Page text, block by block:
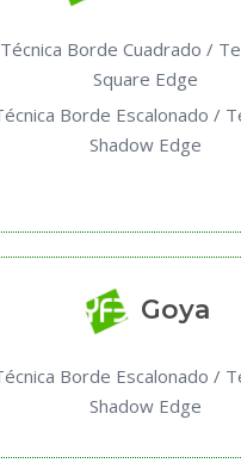
Borde Cuadrado /
Square Edge
Borde Escalonado /
Shadow Edge
Goya
Borde Escalonado /
Shadow Edge